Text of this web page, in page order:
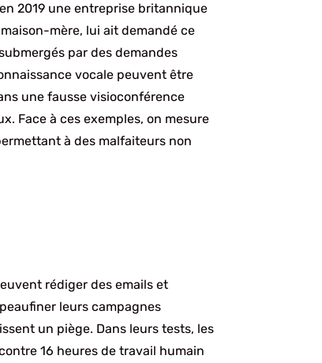
2019 une entreprise britannique
mère, lui ait demandé ce
par des demandes
vocale peuvent être
une fausse visioconférence
Face à ces exemples, on mesure
à des malfaiteurs non
rédiger des emails et
leurs campagnes
un piège. Dans leurs tests, les
16 heures de travail humain